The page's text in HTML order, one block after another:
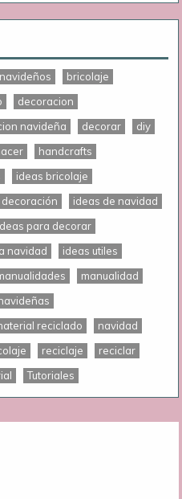
bricolaje
decoracion
navideña decorar
diy
handcrafts
ideas bricolaje
ideas de navidad
para decorar
navidad
ideas utiles
manualidad
reciclado
navidad
reciclaje
reciclar
Tutoriales